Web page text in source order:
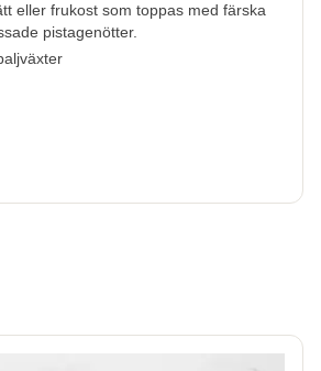
eller frukost som toppas med färska
pistagenötter.